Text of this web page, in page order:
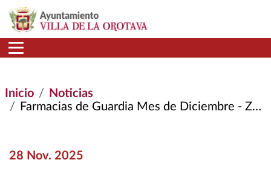
Pasar al contenido principal
Inicio
Noticias
Farmacias de Guardia Mes de Diciembre - Zona Norte
28 Nov. 2025